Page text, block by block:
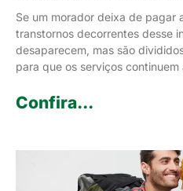
Se um morador deixa de pagar
transtornos decorrentes desse
desaparecem, mas são
para que os serviços continuem
Confira...